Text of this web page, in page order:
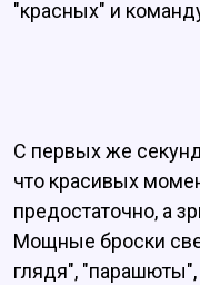
"красных" и
С первых же
что красивых
предостаточно, а
Мощные броски
глядя",